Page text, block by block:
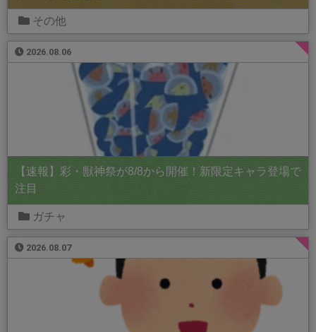
その他
2026.08.06
【速報】彩・獣神祭が8/8から開催！新限定キャラ登場で
注目
ガチャ
2026.08.07